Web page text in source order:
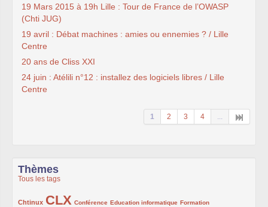
19 Mars 2015 à 19h Lille : Tour de France de l’OWASP
(Chti JUG)
19 avril : Débat machines : amies ou ennemies ? / Lille
Centre
20 ans de Cliss XXI
24 juin : Atélili n°12 : installez des logiciels libres / Lille
Centre
1 2 3 4 ...
Thèmes
Tous les tags
Chtinux
222/1002CLX
1002/1002 Conférence
132/1002 Education informatique
119/1002 Formation
168/1002